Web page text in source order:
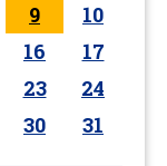
9
10
16
17
23
24
30 31